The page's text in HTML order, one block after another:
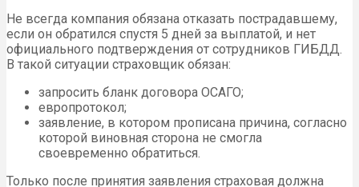
Не всегда компания обязана отказать пострадавшему,
если он обратился спустя 5 дней за выплатой, и нет
официального подтверждения от сотрудников ГИБДД.
В такой ситуации страховщик обязан:
запросить бланк договора ОСАГО;
европротокол;
заявление, в котором прописана причина, согласно
которой виновная сторона не смогла
своевременно обратиться.
Только после принятия заявления страховая должна